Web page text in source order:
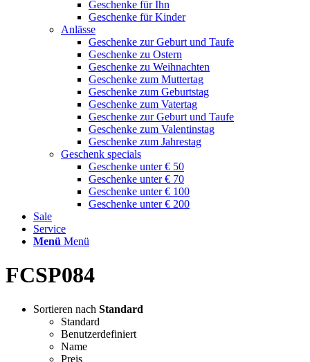
Geschenke für Ihn
Geschenke für Kinder
Anlässe
Geschenke zur Geburt und Taufe
Geschenke zu Ostern
Geschenke zu Weihnachten
Geschenke zum Muttertag
Geschenke zum Geburtstag
Geschenke zum Vatertag
Geschenke zur Geburt und Taufe
Geschenke zum Valentinstag
Geschenke zum Jahrestag
Geschenk specials
Geschenke unter € 50
Geschenke unter € 70
Geschenke unter € 100
Geschenke unter € 200
Sale
Service
Menü Menü
FCSP084
Sortieren nach Standard
Standard
Benutzerdefiniert
Name
Preis